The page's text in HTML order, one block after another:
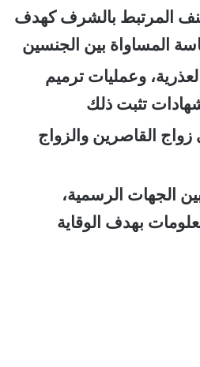
المرتبط بالشرف كهدف
المساواة بين الجنسين
وعمليات ترميم
تثبت ذلك
زواج القاصرين والزواج
الجهات الرسمية،
بهدف الوقاية